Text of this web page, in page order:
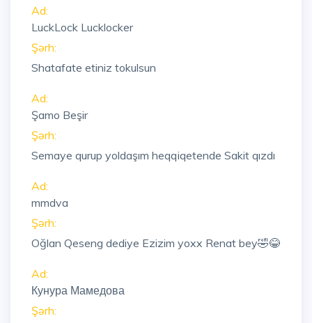
Ad:
LuckLock Lucklocker
Şərh:
Shatafate etiniz tokulsun
Ad:
Şamo Beşir
Şərh:
Semaye qurup yoldaşım heqqiqetende Sakit qızdı
Ad:
mmdva
Şərh:
Oğlan Qeseng dediye Ezizim yoxx Renat bey🤣😂
Ad:
Кунура Мамедова
Şərh: